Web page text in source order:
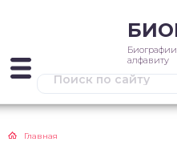
алфавиту
Главная